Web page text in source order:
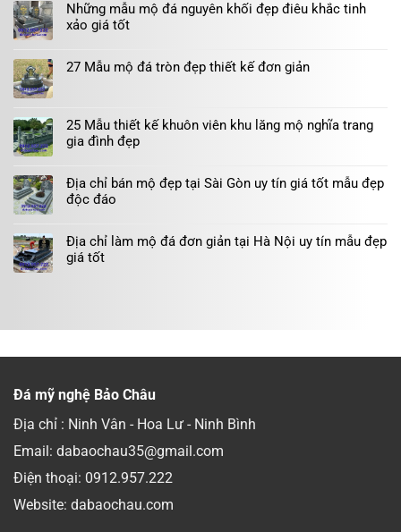
Những mẫu mộ đá nguyên khối đẹp điêu khắc tinh
xảo giá tốt
27 Mẫu mộ đá tròn đẹp thiết kế đơn giản
25 Mẫu thiết kế khuôn viên khu lăng mộ nghĩa trang
gia đình đẹp
Địa chỉ bán mộ đẹp tại Sài Gòn uy tín giá tốt mẫu đẹp
độc đáo
Địa chỉ làm mộ đá đơn giản tại Hà Nội uy tín mẫu đẹp
giá tốt
Đá mỹ nghệ Bảo Châu
Địa chỉ : Ninh Vân - Hoa Lư - Ninh Bình
Email: dabaochau35@gmail.com
Điện thoại: 0912.957.222
Website: dabaochau.com